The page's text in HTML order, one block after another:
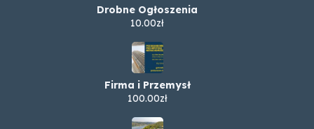
Drobne Ogłoszenia
10.00zł
Firma i Przemysł
100.00zł